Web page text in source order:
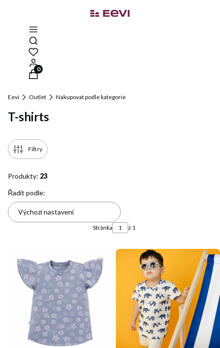
Otevřít vyhledávač
Produkty v košíku: 0. Zobrazit podrobnosti
Eevi Outlet Nakupovat podle kategorie
T-shirts
Filtry
Produkty: 23
Seznam produktů
Řadit podle:
Výchozí nastavení
Stránka z 1